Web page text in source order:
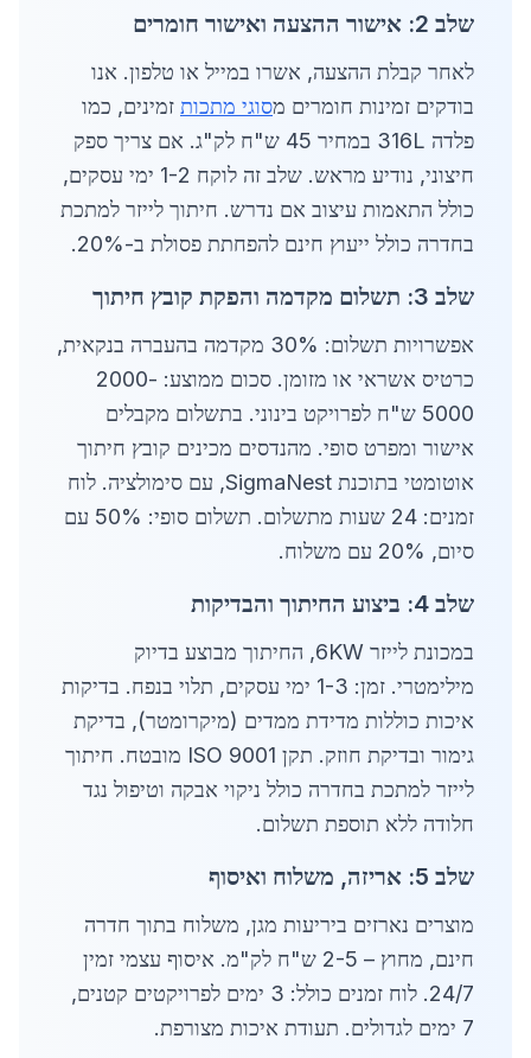
שלב 2: אישור ההצעה ואישור חומרים
לאחר קבלת ההצעה, אשרו במייל או טלפון. אנו
בודקים זמינות חומרים מסוגי מתכות זמינים, כמו
פלדה 316L במחיר 45 ש"ח לק"ג. אם צריך ספק
חיצוני, נודיע מראש. שלב זה לוקח 1-2 ימי עסקים,
כולל התאמות עיצוב אם נדרש. חיתוך לייזר למתכת
בחדרה כולל ייעוץ חינם להפחתת פסולת ב-20%.
שלב 3: תשלום מקדמה והפקת קובץ חיתוך
אפשרויות תשלום: 30% מקדמה בהעברה בנקאית,
כרטיס אשראי או מזומן. סכום ממוצע: 2000-
5000 ש"ח לפרויקט בינוני. בתשלום מקבלים
אישור ומפרט סופי. מהנדסים מכינים קובץ חיתוך
אוטומטי בתוכנת SigmaNest, עם סימולציה. לוח
זמנים: 24 שעות מתשלום. תשלום סופי: 50% עם
סיום, 20% עם משלוח.
שלב 4: ביצוע החיתוך והבדיקות
במכונת לייזר 6KW, החיתוך מבוצע בדיוק
מילימטרי. זמן: 1-3 ימי עסקים, תלוי בנפח. בדיקות
איכות כוללות מדידת ממדים (מיקרומטר), בדיקת
גימור ובדיקת חוזק. תקן ISO 9001 מובטח. חיתוך
לייזר למתכת בחדרה כולל ניקוי אבקה וטיפול נגד
חלודה ללא תוספת תשלום.
שלב 5: אריזה, משלוח ואיסוף
מוצרים נארזים ביריעות מגן, משלוח בתוך חדרה
חינם, מחוץ – 2-5 ש"ח לק"מ. איסוף עצמי זמין
24/7. לוח זמנים כולל: 3 ימים לפרויקטים קטנים,
7 ימים לגדולים. תעודת איכות מצורפת.